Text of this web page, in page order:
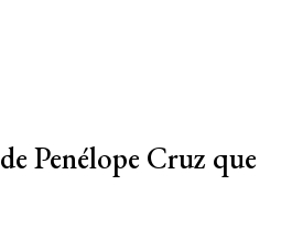
Penélope Cruz que